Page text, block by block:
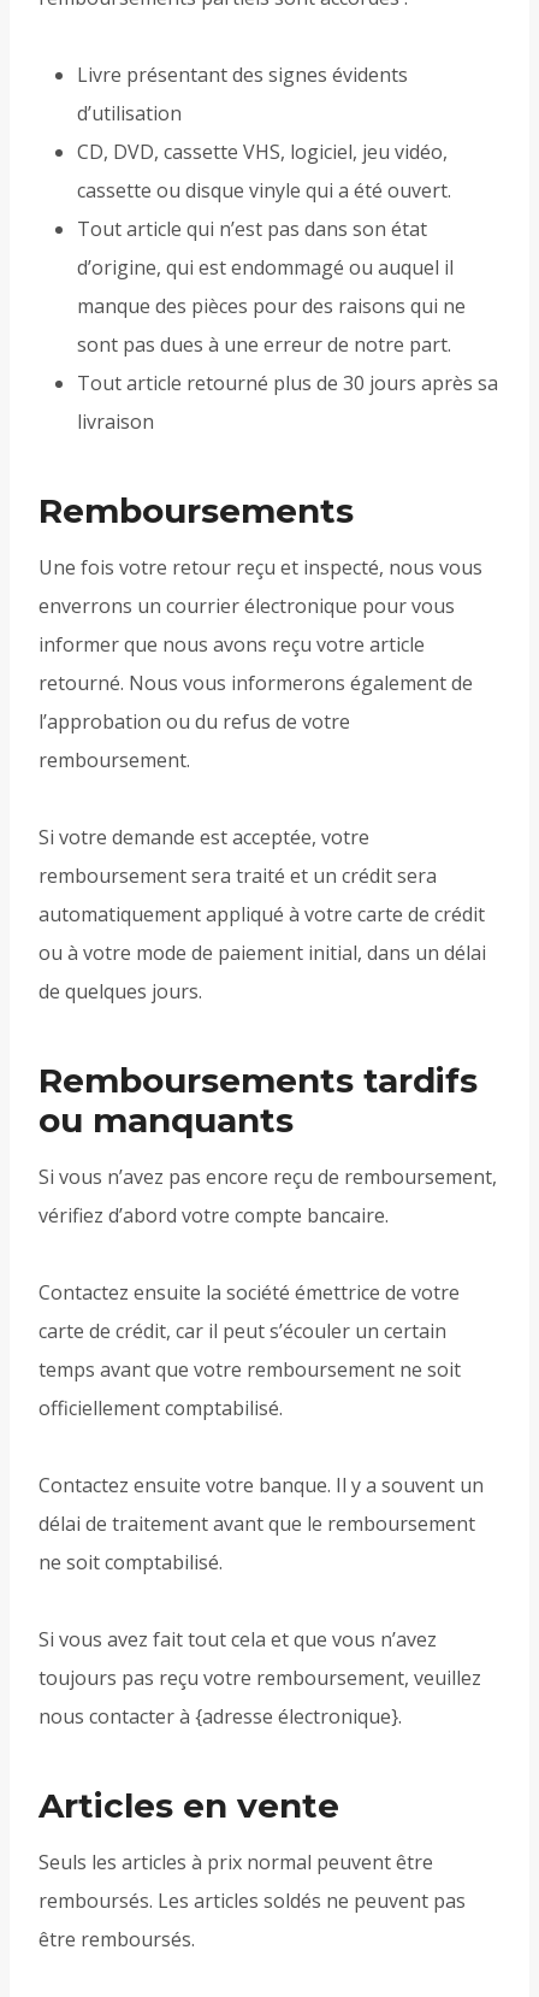
Livre présentant des signes évidents
d’utilisation
CD, DVD, cassette VHS, logiciel, jeu vidéo,
cassette ou disque vinyle qui a été ouvert.
Tout article qui n’est pas dans son état
d’origine, qui est endommagé ou auquel il
manque des pièces pour des raisons qui ne
sont pas dues à une erreur de notre part.
Tout article retourné plus de 30 jours après sa
livraison
Remboursements
Une fois votre retour reçu et inspecté, nous vous
enverrons un courrier électronique pour vous
informer que nous avons reçu votre article
retourné. Nous vous informerons également de
l’approbation ou du refus de votre
remboursement.
Si votre demande est acceptée, votre
remboursement sera traité et un crédit sera
automatiquement appliqué à votre carte de crédit
ou à votre mode de paiement initial, dans un délai
de quelques jours.
Remboursements tardifs
ou manquants
Si vous n’avez pas encore reçu de remboursement,
vérifiez d’abord votre compte bancaire.
Contactez ensuite la société émettrice de votre
carte de crédit, car il peut s’écouler un certain
temps avant que votre remboursement ne soit
officiellement comptabilisé.
Contactez ensuite votre banque. Il y a souvent un
délai de traitement avant que le remboursement
ne soit comptabilisé.
Si vous avez fait tout cela et que vous n’avez
toujours pas reçu votre remboursement, veuillez
nous contacter à {adresse électronique}.
Articles en vente
Seuls les articles à prix normal peuvent être
remboursés. Les articles soldés ne peuvent pas
être remboursés.